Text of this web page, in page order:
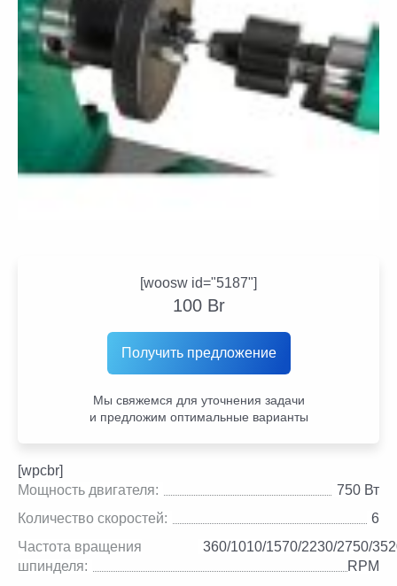
[woosw id="5187"]
100 Br
Получить предложение
Мы свяжемся для уточнения задачи
и предложим оптимальные варианты
[wpcbr]
Мощность двигателя:
750 Вт
Количество скоростей:
6
Частота вращения
шпинделя:
360/1010/1570/2230/2750/
RPM